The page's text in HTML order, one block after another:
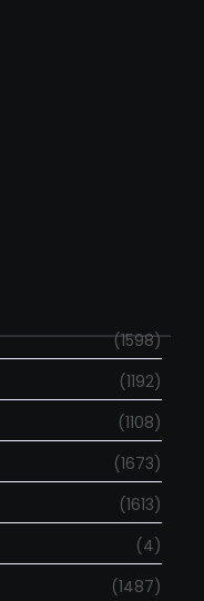
(1598)
(1192)
(1108)
(1673)
(1613)
(4)
(1487)